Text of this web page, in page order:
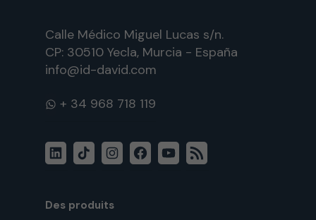
Calle Médico Miguel Lucas s/n.
CP: 30510 Yecla, Murcia - España
info@id-david.com
WhatsApp
LinkedInTikTokInstagram
FacebookYouTube
Flux
RSS
Des produits